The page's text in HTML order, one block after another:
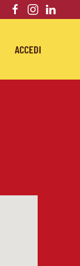
ACCEDI